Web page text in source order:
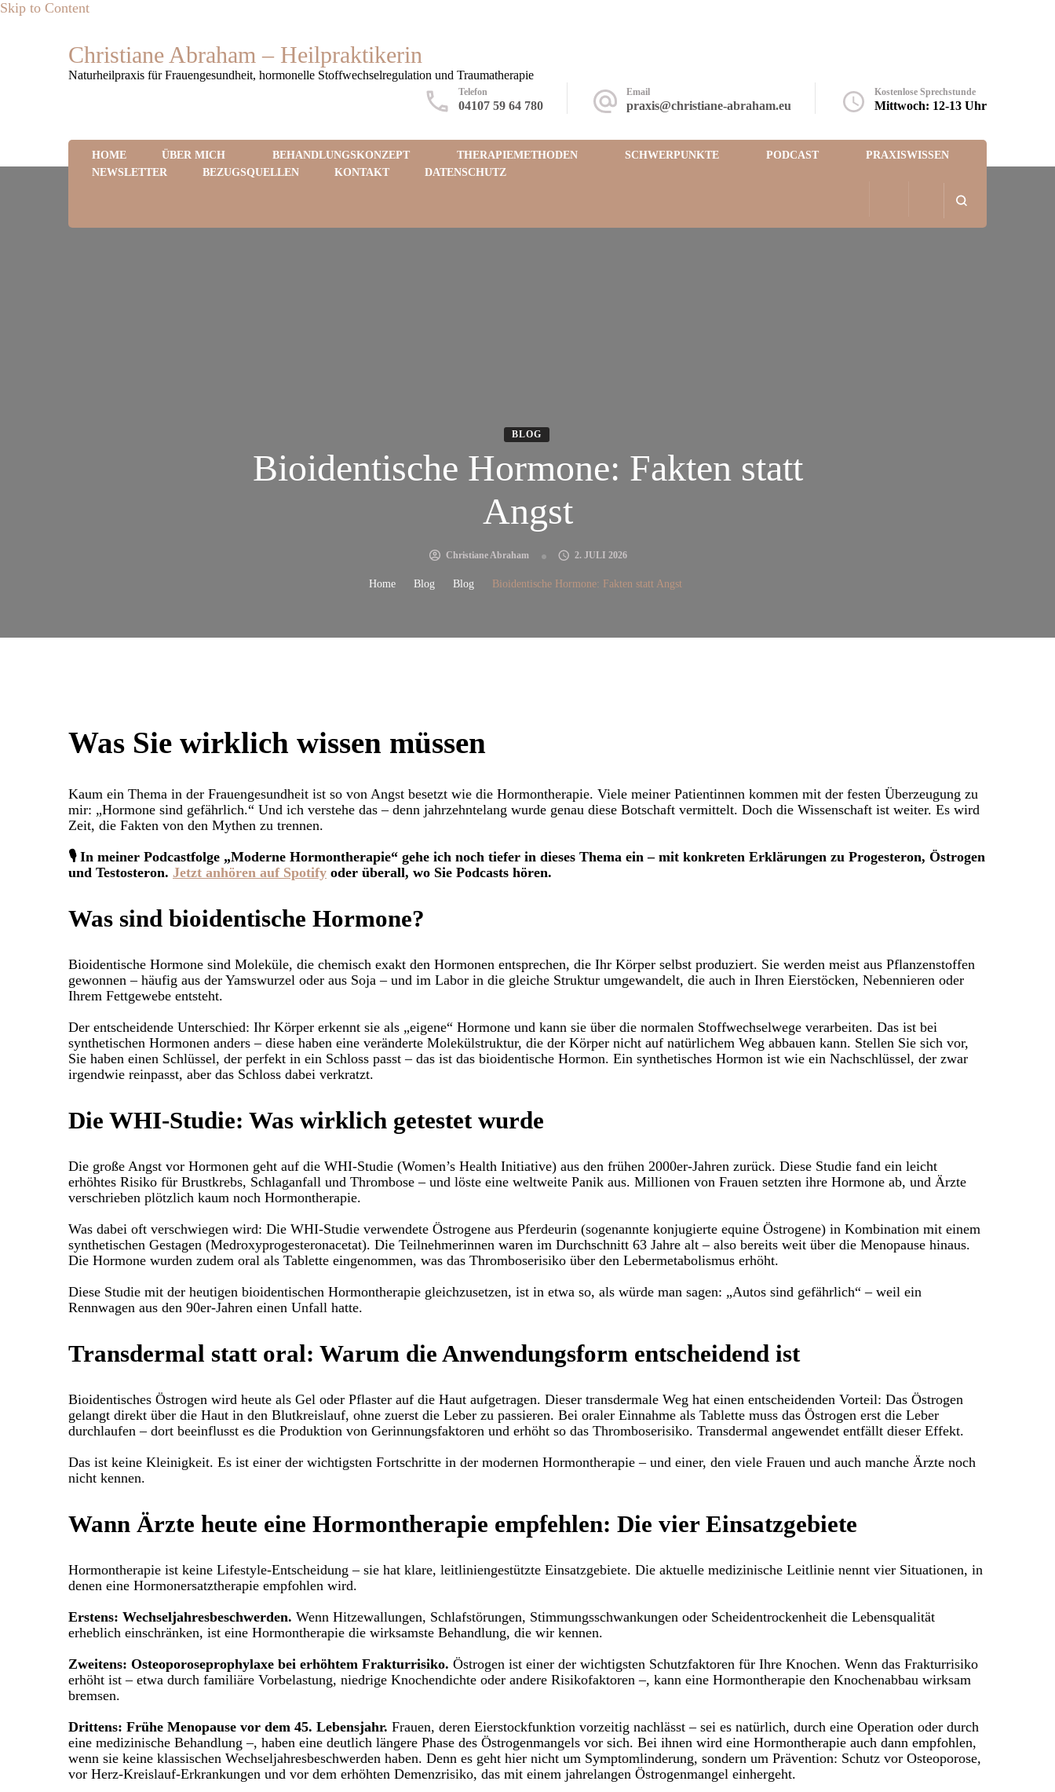
Skip to Content
Christiane Abraham – Heilpraktikerin
Naturheilpraxis für Frauengesundheit, hormonelle Stoffwechselregulation und Traumatherapie
Telefon
04107 59 64 780
Email
praxis@christiane-abraham.eu
Kostenlose Sprechstunde
Mittwoch: 12-13 Uhr
HOME ÜBER MICH BEHANDLUNGSKONZEPT THERAPIEMETHODEN SCHWERPUNKTE PODCAST
PRAXISWISSEN
NEWSLETTER
BEZUGSQUELLEN KONTAKT DATENSCHUTZ
BLOG
Bioidentische Hormone: Fakten statt
Angst
Christiane Abraham 2. JULI 2026
Home Blog Blog Bioidentische Hormone: Fakten statt Angst
Was Sie wirklich wissen müssen
Kaum ein Thema in der Frauengesundheit ist so von Angst besetzt wie die Hormontherapie. Viele meiner Patientinnen kommen mit der festen Überzeugung zu
mir: „Hormone sind gefährlich.“ Und ich verstehe das – denn jahrzehntelang wurde genau diese Botschaft vermittelt. Doch die Wissenschaft ist weiter. Es wird
Zeit, die Fakten von den Mythen zu trennen.
🎙 In meiner Podcastfolge „Moderne Hormontherapie“ gehe ich noch tiefer in dieses Thema ein – mit konkreten Erklärungen zu Progesteron, Östrogen
und Testosteron. Jetzt anhören auf Spotify oder überall, wo Sie Podcasts hören.
Was sind bioidentische Hormone?
Bioidentische Hormone sind Moleküle, die chemisch exakt den Hormonen entsprechen, die Ihr Körper selbst produziert. Sie werden meist aus Pflanzenstoffen
gewonnen – häufig aus der Yamswurzel oder aus Soja – und im Labor in die gleiche Struktur umgewandelt, die auch in Ihren Eierstöcken, Nebennieren oder
Ihrem Fettgewebe entsteht.
Der entscheidende Unterschied: Ihr Körper erkennt sie als „eigene“ Hormone und kann sie über die normalen Stoffwechselwege verarbeiten. Das ist bei
synthetischen Hormonen anders – diese haben eine veränderte Molekülstruktur, die der Körper nicht auf natürlichem Weg abbauen kann. Stellen Sie sich vor,
Sie haben einen Schlüssel, der perfekt in ein Schloss passt – das ist das bioidentische Hormon. Ein synthetisches Hormon ist wie ein Nachschlüssel, der zwar
irgendwie reinpasst, aber das Schloss dabei verkratzt.
Die WHI-Studie: Was wirklich getestet wurde
Die große Angst vor Hormonen geht auf die WHI-Studie (Women’s Health Initiative) aus den frühen 2000er-Jahren zurück. Diese Studie fand ein leicht
erhöhtes Risiko für Brustkrebs, Schlaganfall und Thrombose – und löste eine weltweite Panik aus. Millionen von Frauen setzten ihre Hormone ab, und Ärzte
verschrieben plötzlich kaum noch Hormontherapie.
Was dabei oft verschwiegen wird: Die WHI-Studie verwendete Östrogene aus Pferdeurin (sogenannte konjugierte equine Östrogene) in Kombination mit einem
synthetischen Gestagen (Medroxyprogesteronacetat). Die Teilnehmerinnen waren im Durchschnitt 63 Jahre alt – also bereits weit über die Menopause hinaus.
Die Hormone wurden zudem oral als Tablette eingenommen, was das Thromboserisiko über den Lebermetabolismus erhöht.
Diese Studie mit der heutigen bioidentischen Hormontherapie gleichzusetzen, ist in etwa so, als würde man sagen: „Autos sind gefährlich“ – weil ein
Rennwagen aus den 90er-Jahren einen Unfall hatte.
Transdermal statt oral: Warum die Anwendungsform entscheidend ist
Bioidentisches Östrogen wird heute als Gel oder Pflaster auf die Haut aufgetragen. Dieser transdermale Weg hat einen entscheidenden Vorteil: Das Östrogen
gelangt direkt über die Haut in den Blutkreislauf, ohne zuerst die Leber zu passieren. Bei oraler Einnahme als Tablette muss das Östrogen erst die Leber
durchlaufen – dort beeinflusst es die Produktion von Gerinnungsfaktoren und erhöht so das Thromboserisiko. Transdermal angewendet entfällt dieser Effekt.
Das ist keine Kleinigkeit. Es ist einer der wichtigsten Fortschritte in der modernen Hormontherapie – und einer, den viele Frauen und auch manche Ärzte noch
nicht kennen.
Wann Ärzte heute eine Hormontherapie empfehlen: Die vier Einsatzgebiete
Hormontherapie ist keine Lifestyle-Entscheidung – sie hat klare, leitliniengestützte Einsatzgebiete. Die aktuelle medizinische Leitlinie nennt vier Situationen, in
denen eine Hormonersatztherapie empfohlen wird.
Erstens: Wechseljahresbeschwerden. Wenn Hitzewallungen, Schlafstörungen, Stimmungsschwankungen oder Scheidentrockenheit die Lebensqualität
erheblich einschränken, ist eine Hormontherapie die wirksamste Behandlung, die wir kennen.
Zweitens: Osteoporoseprophylaxe bei erhöhtem Frakturrisiko. Östrogen ist einer der wichtigsten Schutzfaktoren für Ihre Knochen. Wenn das Frakturrisiko
erhöht ist – etwa durch familiäre Vorbelastung, niedrige Knochendichte oder andere Risikofaktoren –, kann eine Hormontherapie den Knochenabbau wirksam
bremsen.
Drittens: Frühe Menopause vor dem 45. Lebensjahr. Frauen, deren Eierstockfunktion vorzeitig nachlässt – sei es natürlich, durch eine Operation oder durch
eine medizinische Behandlung –, haben eine deutlich längere Phase des Östrogenmangels vor sich. Bei ihnen wird eine Hormontherapie auch dann empfohlen,
wenn sie keine klassischen Wechseljahresbeschwerden haben. Denn es geht hier nicht um Symptomlinderung, sondern um Prävention: Schutz vor Osteoporose,
vor Herz-Kreislauf-Erkrankungen und vor dem erhöhten Demenzrisiko, das mit einem jahrelangen Östrogenmangel einhergeht.